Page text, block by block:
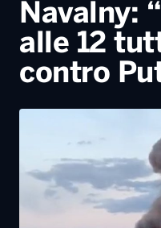
Navalny:
alle 12
contro